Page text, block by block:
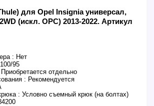
для Opel Insignia универсал,
(искл. OPC) 2013-2022. Артикул
: Нет
95
Приобретается отдельно
: Рекомендуется
: Условно съемный крюк (на болтах)